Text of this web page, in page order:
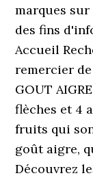
marques
des fins
Accueil
remercier
GOUT
flèches et 4
fruits qui
goût aigre,
Découvrez